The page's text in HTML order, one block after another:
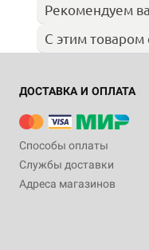
Рекомендуем
С этим товаром
ДОСТАВКА И ОПЛАТА
Способы оплаты
Службы доставки
Адреса магазинов